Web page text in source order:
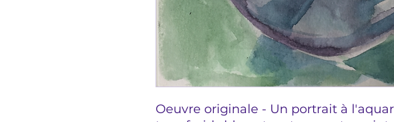
Oeuvre originale - Un portrait à